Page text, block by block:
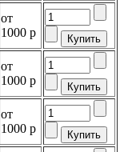
от
1000 р
от
1000 р
от
1000 р